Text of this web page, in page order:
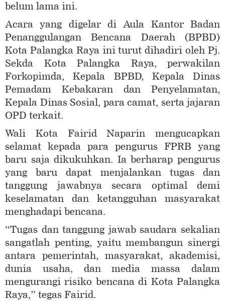
belum lama ini.
Acara yang digelar di Aula Kantor Badan
Penanggulangan Bencana Daerah (BPBD)
Kota Palangka Raya ini turut dihadiri oleh Pj.
Sekda Kota Palangka Raya, perwakilan
Forkopimda, Kepala BPBD, Kepala Dinas
Pemadam Kebakaran dan Penyelamatan,
Kepala Dinas Sosial, para camat, serta jajaran
OPD terkait.
Wali Kota Fairid Naparin mengucapkan
selamat kepada para pengurus FPRB yang
baru saja dikukuhkan. Ia berharap pengurus
yang baru dapat menjalankan tugas dan
tanggung jawabnya secara optimal demi
keselamatan dan ketangguhan masyarakat
menghadapi bencana.
“Tugas dan tanggung jawab saudara sekalian
sangatlah penting, yaitu membangun sinergi
antara pemerintah, masyarakat, akademisi,
dunia usaha, dan media massa dalam
mengurangi risiko bencana di Kota Palangka
Raya,” tegas Fairid.